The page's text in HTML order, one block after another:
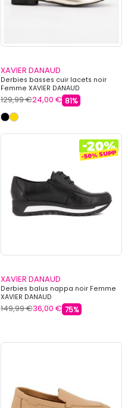
XAVIER DANAUD
Derbies basses cuir lacets noir
Femme XAVIER DANAUD
129,99 €24,00 € 81%
XAVIER DANAUD
Derbies balus nappa noir Femme
XAVIER DANAUD
149,99 €36,00 € 75%